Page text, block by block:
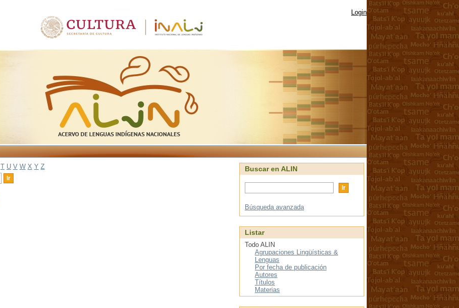
Login
T U V W X Y Z
Buscar en ALIN
Búsqueda avanzada
Listar
Todo ALIN
Agrupaciones Lingüísticas &
Lenguas
Por fecha de publicación
Autores
Títulos
Materias